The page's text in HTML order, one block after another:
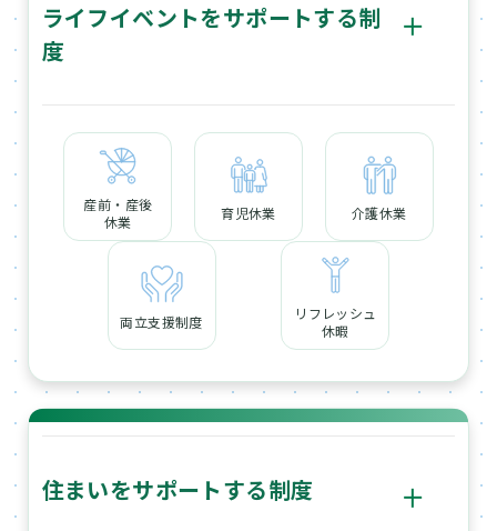
ライフイベントをサポートする制
度
配偶者の出産等の休暇、勤続5年以上の社員に対して35歳
から5年毎に付与する「リフレッシュ休暇」、また、育児
や家族の介護、病気療養といった場合に長期間仕事を離
れることができる休業制度を実施しています。
産前・産後
休業
育児休業 介護休業
両立支援制度
リフレッシュ
休暇
住まいをサポートする制度